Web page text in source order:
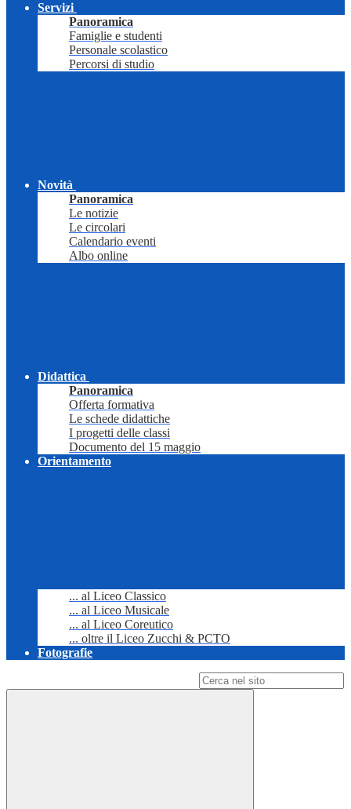
Servizi
Panoramica
Famiglie e studenti
Personale scolastico
Percorsi di studio
Novità
Panoramica
Le notizie
Le circolari
Calendario eventi
Albo online
Didattica
Panoramica
Offerta formativa
Le schede didattiche
I progetti delle classi
Documento del 15 maggio
Orientamento
... al Liceo Classico
... al Liceo Musicale
... al Liceo Coreutico
... oltre il Liceo Zucchi & PCTO
Fotografie